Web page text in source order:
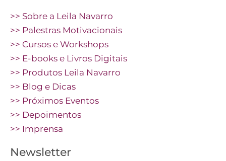
>> Sobre a Leila Navarro
>> Palestras Motivacionais
>> Cursos e Workshops
>> E-books e Livros Digitais
>> Produtos Leila Navarro
>> Blog e Dicas
>> Próximos Eventos
>> Depoimentos
>> Imprensa
Newsletter